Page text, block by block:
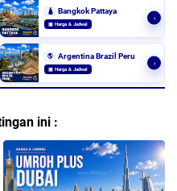
🛕 Bangkok Pattaya
▣ Harga & Jadwal
›
🌎 Argentina Brazil Peru
▣ Harga & Jadwal
›
ini :